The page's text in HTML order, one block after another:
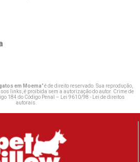
em Moema" é de direito reservado. Sua reprodução,
links, é proibida sem a autorização do autor. Crime de
184 do Código Penal –
Lei 9610/98 - Lei de direitos
autorais